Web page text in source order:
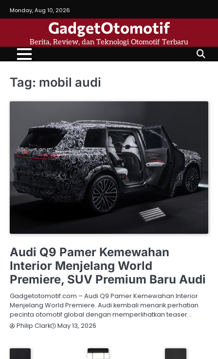
to
Monday, Aug 10, 2026
GadgetOtomotif
Berita, Review, dan Teknologi Otomotif Terbaru
Tag: mobil audi
Audi Q9 Pamer Kemewahan
Interior Menjelang World
Premiere, SUV Premium Baru Audi
Gadgetotomotif.com – Audi Q9 Pamer Kemewahan Interior
Menjelang World Premiere. Audi kembali menarik perhatian
pecinta otomotif global dengan memperlihatkan teaser…
Philip Clark
May 13, 2026